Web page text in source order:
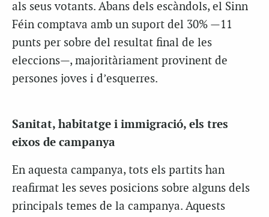
als seus votants. Abans dels escàndols, el Sinn
Féin comptava amb un suport del 30% —11
punts per sobre del resultat final de les
eleccions—, majoritàriament provinent de
persones joves i d’esquerres.
Sanitat, habitatge i immigració, els tres
eixos de campanya
En aquesta campanya, tots els partits han
reafirmat les seves posicions sobre alguns dels
principals temes de la campanya. Aquests